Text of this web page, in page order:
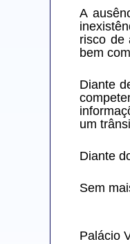
A
risco de
bem
Diante
um
Diante
Sem
Palácio